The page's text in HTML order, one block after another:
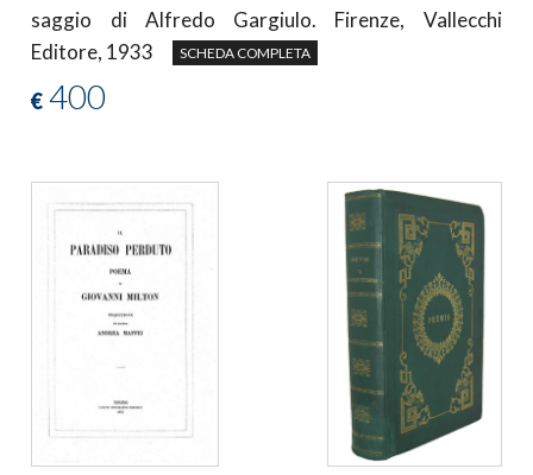
saggio di Alfredo Gargiulo. Firenze, Vallecchi
Editore, 1933
SCHEDA COMPLETA
€ 400